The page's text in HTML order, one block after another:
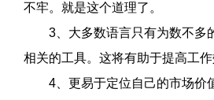
不牢。就是这个道理了。
3、大多数语言只有为数不多的
相关的工具。这将有助于提高工作
4、更易于定位自己的市场价值